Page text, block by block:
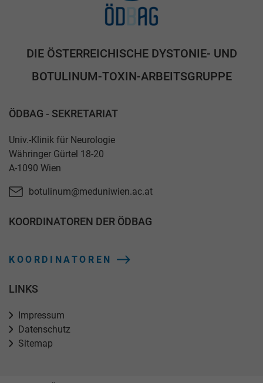
DIE ÖSTERREICHISCHE DYSTONIE- UND
BOTULINUM-TOXIN-ARBEITSGRUPPE
ÖDBAG - SEKRETARIAT
Univ.-Klinik für Neurologie
Währinger Gürtel 18-20
A-1090 Wien
botulinum@meduniwien.ac.at
KOORDINATOREN DER ÖDBAG
KOORDINATOREN
LINKS
Impressum
Datenschutz
Sitemap